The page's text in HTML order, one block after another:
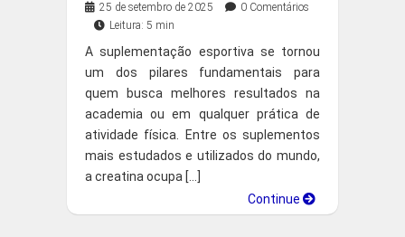
25 de setembro de 2025
0 Comentários
Leitura: 5 min
A suplementação esportiva se tornou
um dos pilares fundamentais para
quem busca melhores resultados na
academia ou em qualquer prática de
atividade física. Entre os suplementos
mais estudados e utilizados do mundo,
a creatina ocupa […]
Continue